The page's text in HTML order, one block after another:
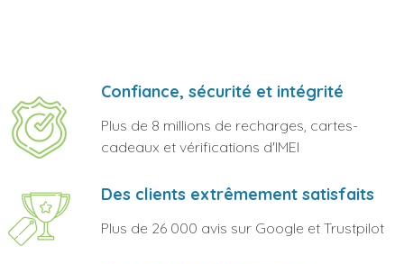
Confiance, sécurité et intégrité
Plus de 8 millions de recharges, cartes-
cadeaux et vérifications d'IMEI
Des clients extrêmement satisfaits
Plus de 26 000 avis sur Google et Trustpilot